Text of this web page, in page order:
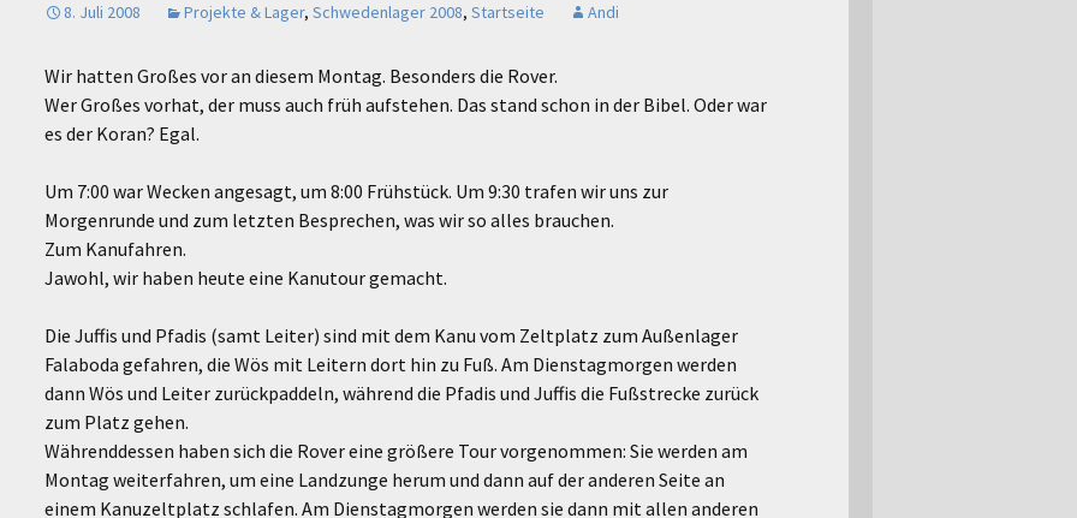
8. Juli 2008 Projekte & Lager, Schwedenlager 2008, Startseite Andi
Wir hatten Großes vor an diesem Montag. Besonders die Rover.
Wer Großes vorhat, der muss auch früh aufstehen. Das stand schon in der Bibel. Oder war
es der Koran? Egal.
Um 7:00 war Wecken angesagt, um 8:00 Frühstück. Um 9:30 trafen wir uns zur
Morgenrunde und zum letzten Besprechen, was wir so alles brauchen.
Zum Kanufahren.
Jawohl, wir haben heute eine Kanutour gemacht.
Die Juffis und Pfadis (samt Leiter) sind mit dem Kanu vom Zeltplatz zum Außenlager
Falaboda gefahren, die Wös mit Leitern dort hin zu Fuß. Am Dienstagmorgen werden
dann Wös und Leiter zurückpaddeln, während die Pfadis und Juffis die Fußstrecke zurück
zum Platz gehen.
Währenddessen haben sich die Rover eine größere Tour vorgenommen: Sie werden am
Montag weiterfahren, um eine Landzunge herum und dann auf der anderen Seite an
einem Kanuzeltplatz schlafen. Am Dienstagmorgen werden sie dann mit allen anderen